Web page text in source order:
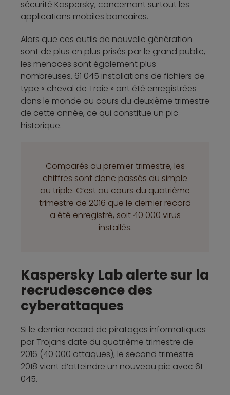
sécurité Kaspersky, concernant surtout les
applications mobiles bancaires.
Alors que ces outils de nouvelle génération
sont de plus en plus prisés par le grand public,
les menaces sont également plus
nombreuses. 61 045 installations de fichiers de
type « cheval de Troie » ont été enregistrées
dans le monde au cours du deuxième trimestre
de cette année, ce qui constitue un pic
historique.
Comparés au premier trimestre, les
chiffres sont donc passés du simple
au triple. C’est au cours du quatrième
trimestre de 2016 que le dernier record
a été enregistré, soit 40 000 virus
installés.
Kaspersky Lab alerte sur la
recrudescence des
cyberattaques
Si le dernier record de piratages informatiques
par Trojans date du quatrième trimestre de
2016 (40 000 attaques), le second trimestre
2018 vient d’atteindre un nouveau pic avec 61
045.